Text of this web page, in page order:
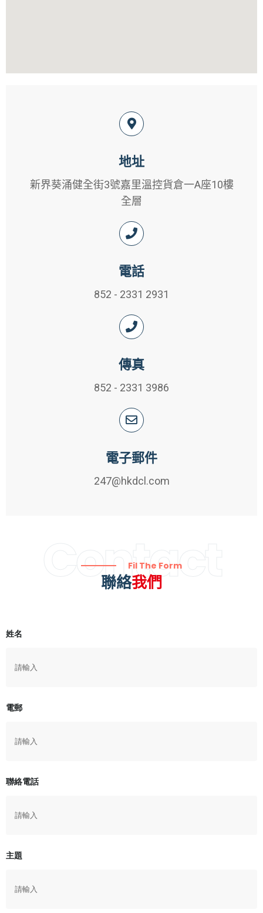
地址
新界葵涌健全街3號嘉里溫控貨倉一A座10樓
全層
電話
852 - 2331 2931
傳真
852 - 2331 3986
電子郵件
247@hkdcl.com
Contact
Fil The Form
聯絡我們
姓名
電郵
聯絡電話
主題